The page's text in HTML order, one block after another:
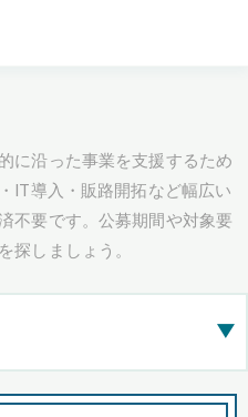
に沿った事業を支援するため
IT導入・販路開拓など幅広い
不要です。公募期間や対象要
探しましょう。
▶